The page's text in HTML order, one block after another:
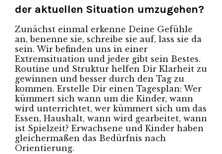
der aktuellen Situation umzugehen?
Zunächst einmal erkenne Deine Gefühle
an, benenne sie, schreibe sie auf, lass sie da
sein. Wir befinden uns in einer
Extremsituation und jeder gibt sein Bestes.
Routine und Struktur helfen Dir Klarheit zu
gewinnen und besser durch den Tag zu
kommen. Erstelle Dir einen Tagesplan: Wer
kümmert sich wann um die Kinder, wann
wird unterrichtet, wer kümmert sich um das
Essen, Haushalt, wann wird gearbeitet, wann
ist Spielzeit? Erwachsene und Kinder haben
gleichermaßen das Bedürfnis nach
Orientierung.